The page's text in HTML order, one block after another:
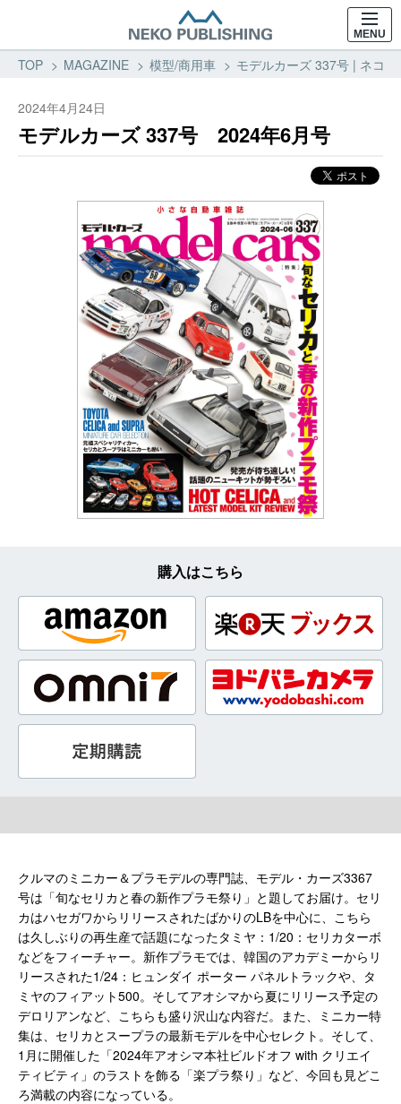
MENU
TOP MAGAZINE 模型/商用車 モデルカーズ 337号 | ネコ
2024年4月24日
モデルカーズ 337号 2024年6月号
購入はこちら
クルマのミニカー＆プラモデルの専門誌、モデル・カーズ3367
号は「旬なセリカと春の新作プラモ祭り」と題してお届け。セリ
カはハセガワからリリースされたばかりのLBを中心に、こちら
は久しぶりの再生産で話題になったタミヤ：1/20：セリカターボ
などをフィーチャー。新作プラモでは、韓国のアカデミーからリ
リースされた1/24：ヒュンダイ ポーター パネルトラックや、タ
ミヤのフィアット500。そしてアオシマから夏にリリース予定の
デロリアンなど、こちらも盛り沢山な内容だ。また、ミニカー特
集は、セリカとスープラの最新モデルを中心セレクト。そして、
1月に開催した「2024年アオシマ本社ビルドオフ with クリエイ
ティビティ」のラストを飾る「楽プラ祭り」など、今回も見どこ
ろ満載の内容になっている。